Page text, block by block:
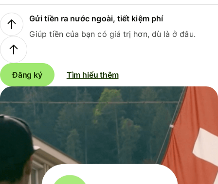
Gửi tiền ra nước ngoài, tiết kiệm phí
Giúp tiền của bạn có giá trị hơn, dù là ở đâu.
Đăng ký Tìm hiểu thêm